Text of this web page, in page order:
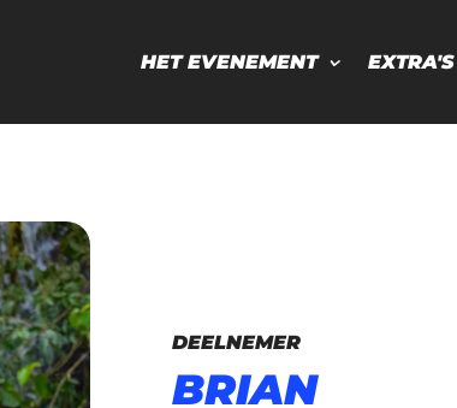
HET EVENEMENT EXTRA'S
DEELNEMER
BRIAN